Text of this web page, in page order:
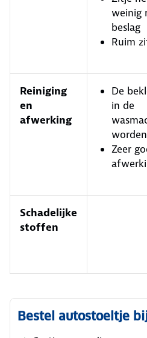
weinig
beslag
Ruim
Reiniging
en
afwerking
De
in de
Zeer
Schadelijke
stoffen
Bestel autostoeltje